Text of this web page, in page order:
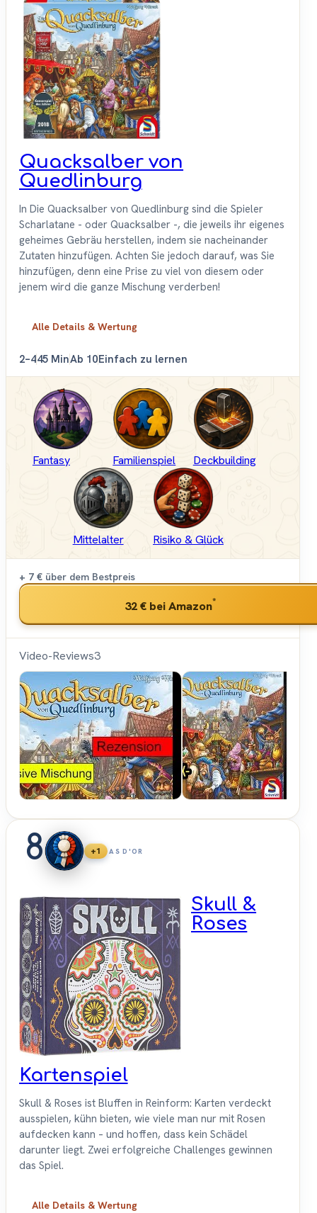
Quacksalber von
Quedlinburg
In Die Quacksalber von Quedlinburg sind die Spieler
Scharlatane - oder Quacksalber -, die jeweils ihr eigenes
geheimes Gebräu herstellen, indem sie nacheinander
Zutaten hinzufügen. Achten Sie jedoch darauf, was Sie
hinzufügen, denn eine Prise zu viel von diesem oder
jenem wird die ganze Mischung verderben!
Alle Details & Wertung
2–445 MinAb 10Einfach zu lernen
Fantasy Familienspiel Deckbuilding
Mittelalter Risiko & Glück
+ 7 € über dem Bestpreis
32 € bei Amazon*
Video-Reviews3
Spielama
8 +1 AS D'OR
Skull &
Roses
Kartenspiel
Skull & Roses ist Bluffen in Reinform: Karten verdeckt
ausspielen, kühn bieten, wie viele man nur mit Rosen
aufdecken kann – und hoffen, dass kein Schädel
darunter liegt. Zwei erfolgreiche Challenges gewinnen
das Spiel.
Alle Details & Wertung